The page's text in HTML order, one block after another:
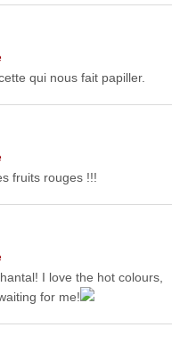
qui nous fait papiller.
fruits rouges !!!
I love the hot colours,
for me!